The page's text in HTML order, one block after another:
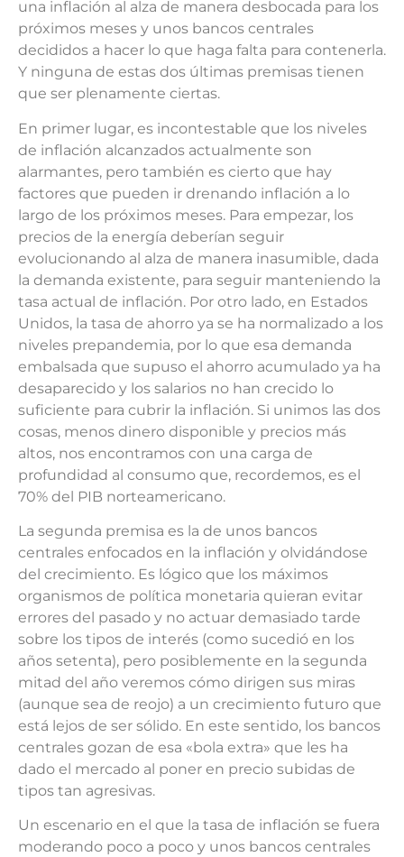
una inflación al alza de manera desbocada para los
próximos meses y unos bancos centrales
decididos a hacer lo que haga falta para contenerla.
Y ninguna de estas dos últimas premisas tienen
que ser plenamente ciertas.
En primer lugar, es incontestable que los niveles
de inflación alcanzados actualmente son
alarmantes, pero también es cierto que hay
factores que pueden ir drenando inflación a lo
largo de los próximos meses. Para empezar, los
precios de la energía deberían seguir
evolucionando al alza de manera inasumible, dada
la demanda existente, para seguir manteniendo la
tasa actual de inflación. Por otro lado, en Estados
Unidos, la tasa de ahorro ya se ha normalizado a los
niveles prepandemia, por lo que esa demanda
embalsada que supuso el ahorro acumulado ya ha
desaparecido y los salarios no han crecido lo
suficiente para cubrir la inflación. Si unimos las dos
cosas, menos dinero disponible y precios más
altos, nos encontramos con una carga de
profundidad al consumo que, recordemos, es el
70% del PIB norteamericano.
La segunda premisa es la de unos bancos
centrales enfocados en la inflación y olvidándose
del crecimiento. Es lógico que los máximos
organismos de política monetaria quieran evitar
errores del pasado y no actuar demasiado tarde
sobre los tipos de interés (como sucedió en los
años setenta), pero posiblemente en la segunda
mitad del año veremos cómo dirigen sus miras
(aunque sea de reojo) a un crecimiento futuro que
está lejos de ser sólido. En este sentido, los bancos
centrales gozan de esa «bola extra» que les ha
dado el mercado al poner en precio subidas de
tipos tan agresivas.
Un escenario en el que la tasa de inflación se fuera
moderando poco a poco y unos bancos centrales